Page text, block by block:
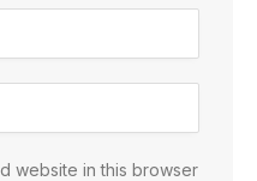
website in this browser